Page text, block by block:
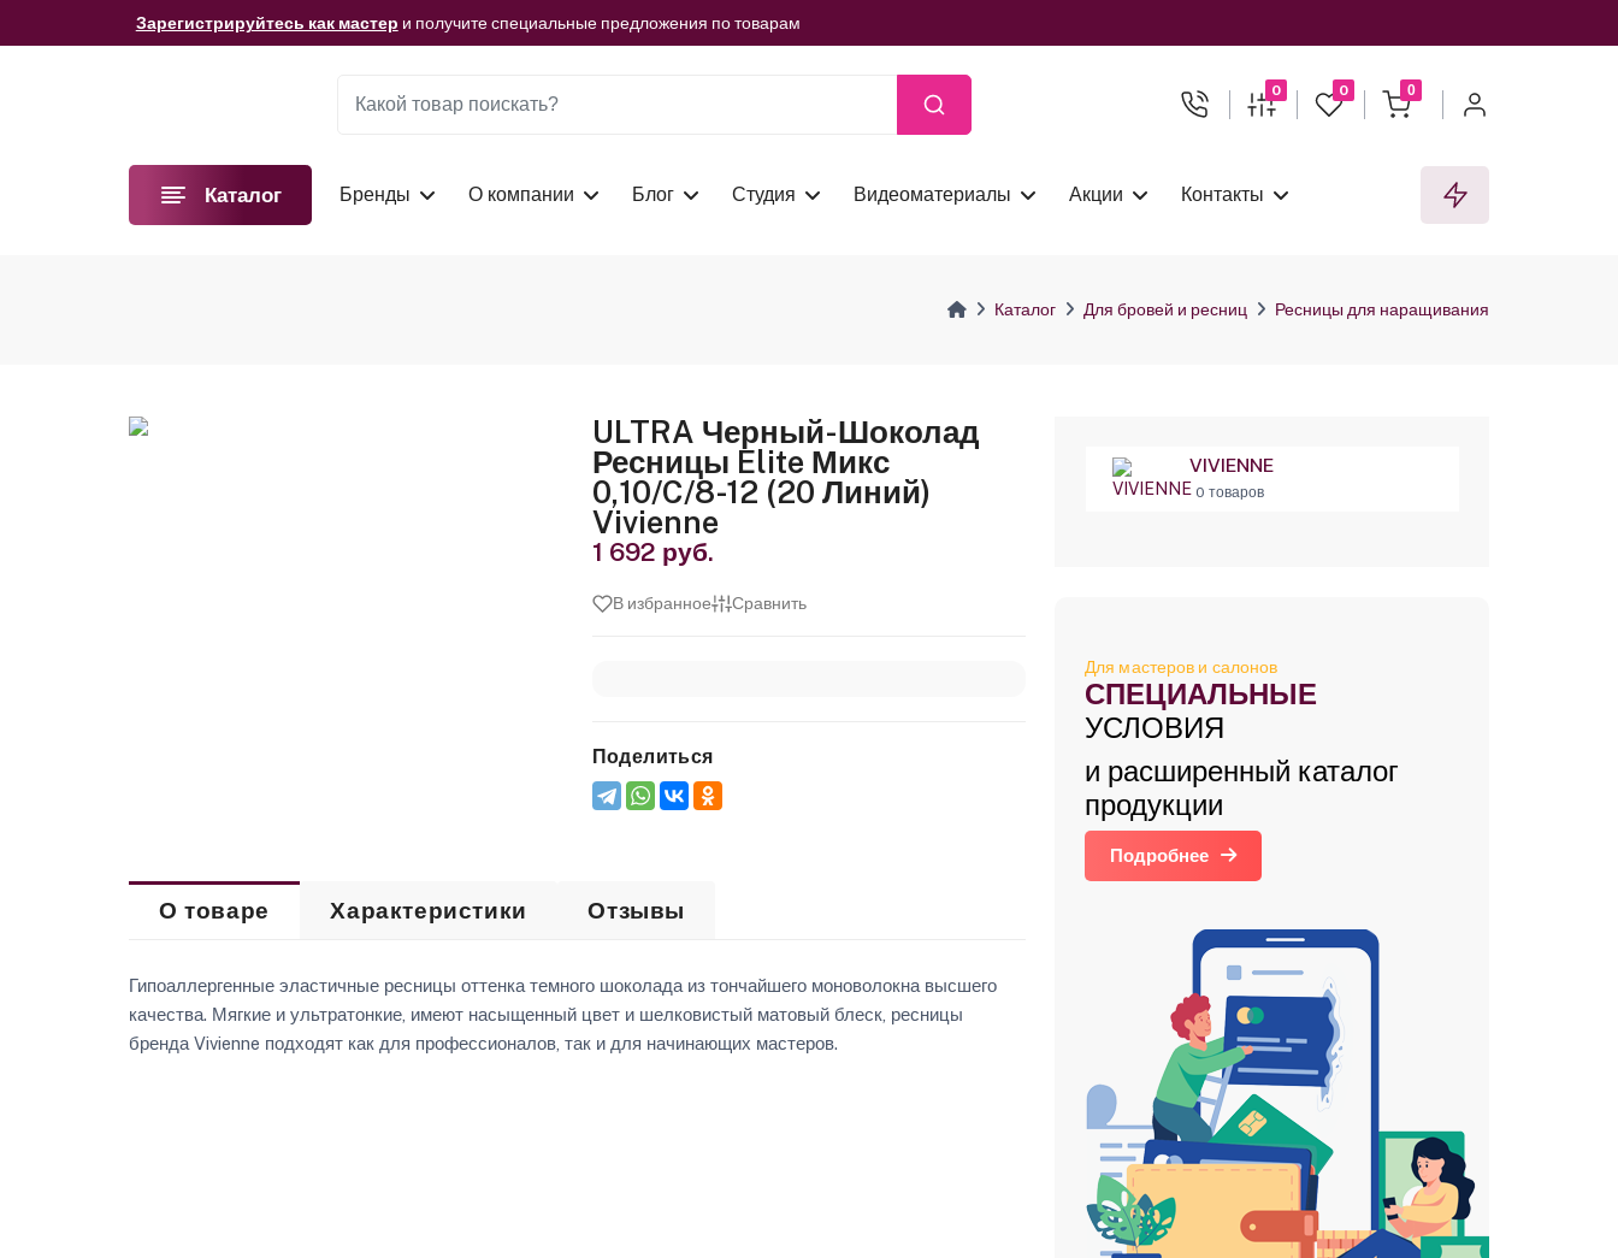
Зарегистрируйтесь как мастер и получите специальные предложения по товарам
Мы подготовили для вас видеоматериалы! Смотреть сейчас
0 0 0
Каталог Бренды О компании Блог Студия Видеоматериалы Акции Контакты
Каталог Для бровей и ресниц Ресницы для наращивания
ULTRA Черный-Шоколад
Ресницы Elite Микс
0,10/C/8-12 (20 Линий)
Vivienne
1 692 руб.
В избранное Сравнить
Поделиться
О товаре Характеристики Отзывы
Гипоаллергенные эластичные ресницы оттенка темного шоколада из тончайшего моноволокна высшего
качества. Мягкие и ультратонкие, имеют насыщенный цвет и шелковистый матовый блеск, ресницы
бренда Vivienne подходят как для профессионалов, так и для начинающих мастеров.
VIVIENNE
0 товаров
Для мастеров и салонов
СПЕЦИАЛЬНЫЕ
УСЛОВИЯ
и расширенный каталог
продукции
Подробнее